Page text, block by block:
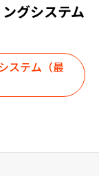
グシステム
ステム（最